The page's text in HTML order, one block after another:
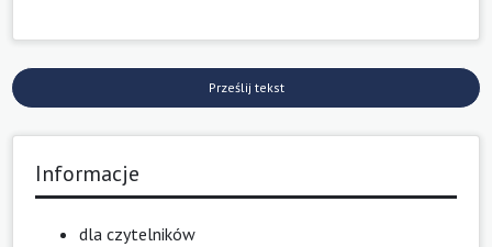
Prześlij tekst
Informacje
dla czytelników